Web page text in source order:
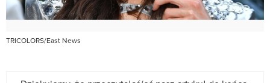
TRICOLORS/East News